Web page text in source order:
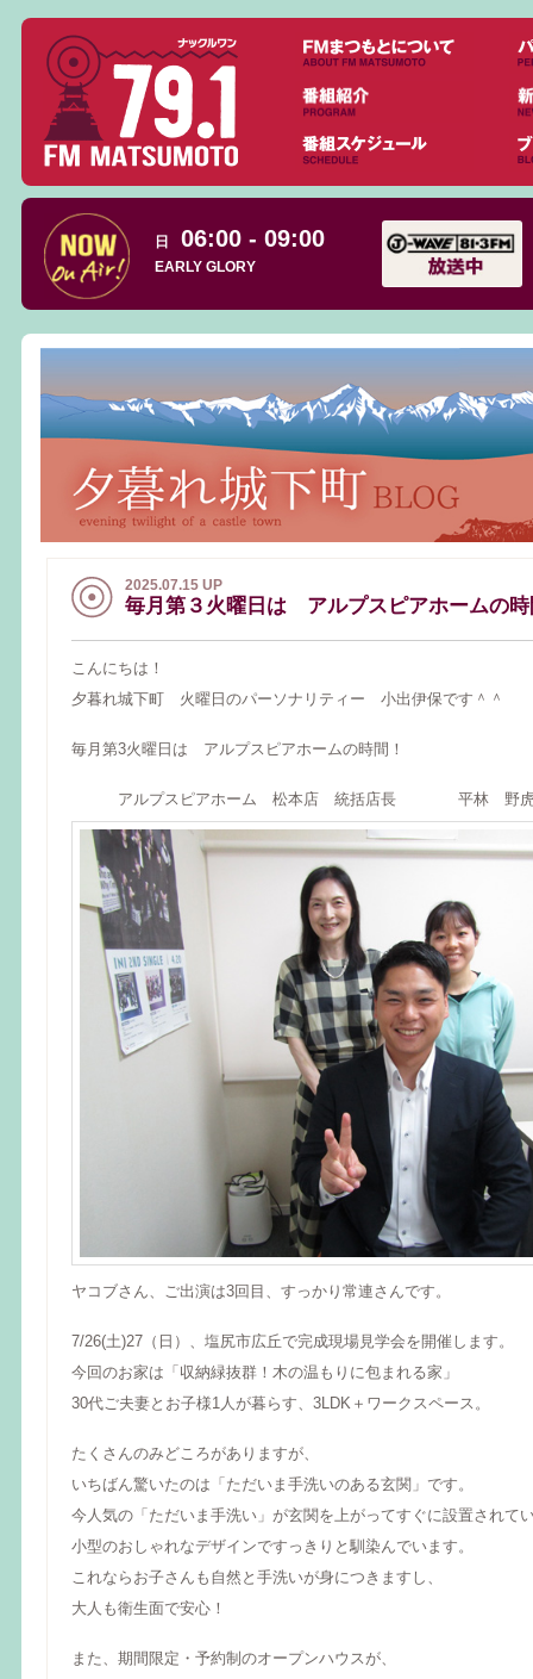
日 06:00 - 09:00
EARLY GLORY
2025.07.15 UP
毎月第３火曜日は アルプスピアホームの時
こんにちは！
夕暮れ城下町 火曜日のパーソナリティー 小出伊保です＾＾
毎月第3火曜日は アルプスピアホームの時間！
アルプスピアホーム 松本店 統括店長 平林
ヤコブさん、ご出演は3回目、すっかり常連さんです。
7/26(土)27（日）、塩尻市広丘で完成現場見学会を開催します。
今回のお家は「収納緑抜群！木の温もりに包まれる家」
30代ご夫妻とお子様1人が暮らす、3LDK＋ワークスペース。
たくさんのみどころがありますが、
いちばん驚いたのは「ただいま手洗いのある玄関」です。
今人気の「ただいま手洗い」が玄関を上がってすぐに設置されて
小型のおしゃれなデザインですっきりと馴染んでいます。
これならお子さんも自然と手洗いが身につきますし、
大人も衛生面で安心！
また、期間限定・予約制のオープンハウスが、